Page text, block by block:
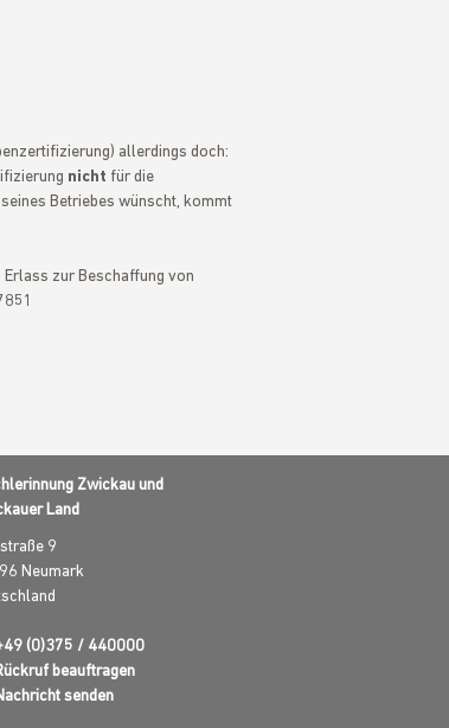
allerdings doch:
nicht für die
Betriebes wünscht, kommt
zur Beschaffung von
Zwickau und
Land
9
Neumark
(0)375 / 440000
beauftragen
senden